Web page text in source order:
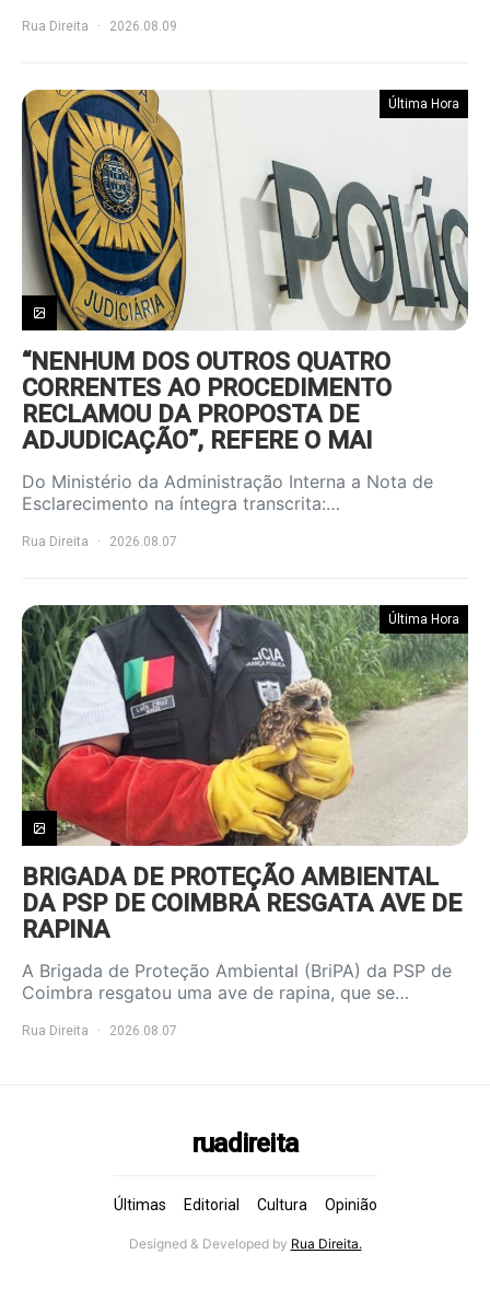
Rua Direita 2026.08.09
Última Hora
“NENHUM DOS OUTROS QUATRO
CORRENTES AO PROCEDIMENTO
RECLAMOU DA PROPOSTA DE
ADJUDICAÇÃO”, REFERE O MAI
Do Ministério da Administração Interna a Nota de
Esclarecimento na íntegra transcrita:…
Rua Direita 2026.08.07
Última Hora
BRIGADA DE PROTEÇÃO AMBIENTAL
DA PSP DE COIMBRA RESGATA AVE DE
RAPINA
A Brigada de Proteção Ambiental (BriPA) da PSP de
Coimbra resgatou uma ave de rapina, que se…
Rua Direita 2026.08.07
ruadireita
Últimas Editorial Cultura Opinião
Designed & Developed by Rua Direita.